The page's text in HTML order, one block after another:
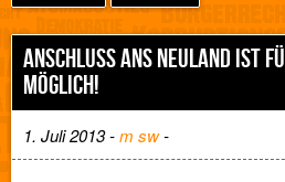
ANSCHLUSS ANS NEULAND IST
MÖGLICH!
1. Juli 2013 -m sw-